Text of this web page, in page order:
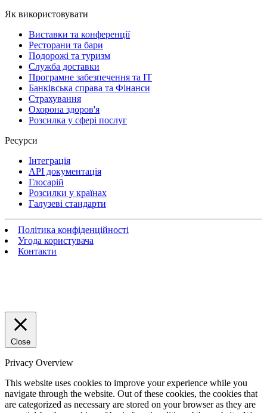
Як використовувати
Виставки та конференції
Ресторани та бари
Подорожі та туризм
Служба доставки
Програмне забезпечення та IT
Банківська справа та Фінанси
Страхування
Охорона здоров'я
Розсилка у сфері послуг
Ресурси
Інтеграція
API документація
Глосарій
Розсилки у країнах
Галузеві стандарти
Політика конфіденційності
Угода користувача
Контакти
Close
Privacy Overview
This website uses cookies to improve your experience while you
navigate through the website. Out of these cookies, the cookies that
are categorized as necessary are stored on your browser as they are